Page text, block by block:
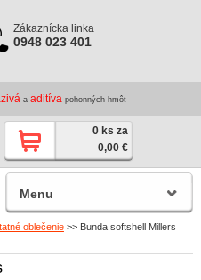
Zákaznícka linka
0948 023 401
a aditíva pohonných hmôt
0 ks za
0,00 €
oblečenie >> Bunda softshell Millers
Menu